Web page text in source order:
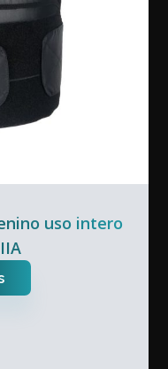
uso intero